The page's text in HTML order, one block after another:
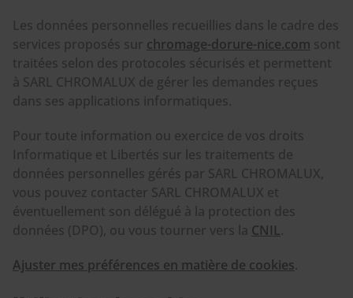
Les données personnelles recueillies dans le cadre des
services proposés sur chromage-dorure-nice.com sont
traitées selon des protocoles sécurisés et permettent
à SARL CHROMALUX de gérer les demandes reçues
dans ses applications informatiques.
Pour toute information ou exercice de vos droits
Informatique et Libertés sur les traitements de
données personnelles gérés par SARL CHROMALUX,
vous pouvez contacter SARL CHROMALUX et
éventuellement son délégué à la protection des
données (DPO), ou vous tourner vers la CNIL.
Ajuster mes préférences en matière de cookies.